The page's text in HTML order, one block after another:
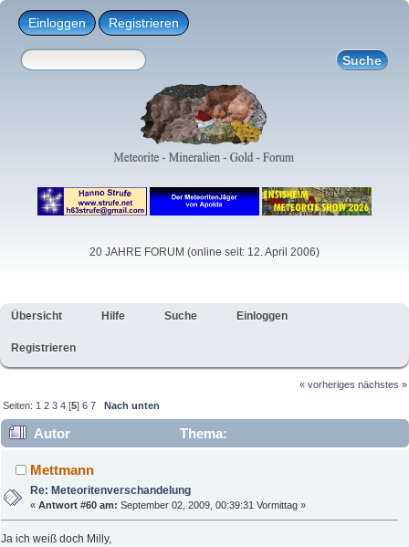
Einloggen Registrieren
20 JAHRE FORUM (online seit: 12. April 2006)
Übersicht Hilfe Suche Einloggen
Registrieren
« vorheriges nächstes »
Seiten: 1 2 3 4 [5]6 7 Nach unten
Autor
Thema:
Meteoritenverschandelung (Gelesen 32490 mal)
Mettmann
Re: Meteoritenverschandelung
«Antwort #60 am: September 02, 2009, 00:39:31 Vormittag »
Ja ich weiß doch Milly,